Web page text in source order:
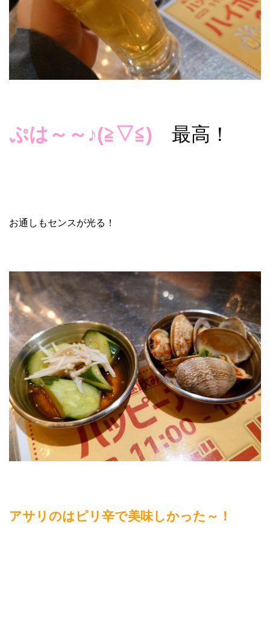
ぷは～～♪(≧▽≦) 最高！
お通しもセンスが光る！
アサリのはピリ辛で美味しかった～！